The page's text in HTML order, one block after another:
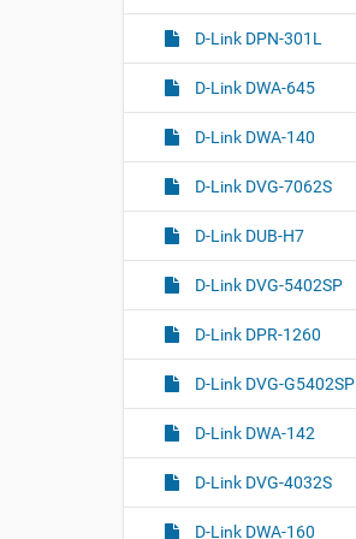
D-Link DPN-301L
D-Link DWA-645
D-Link DWA-140
D-Link DVG-7062S
D-Link DUB-H7
D-Link DVG-5402SP
D-Link DPR-1260
D-Link DVG-G5402SP
D-Link DWA-142
D-Link DVG-4032S
D-Link DWA-160